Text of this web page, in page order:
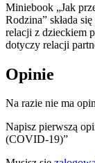
Miniebook „Jak
Rodzina” składa
relacji z dzieckiem
dotyczy relacji
Opinie
Na razie nie ma
Napisz pierwszą
(COVID-19)”